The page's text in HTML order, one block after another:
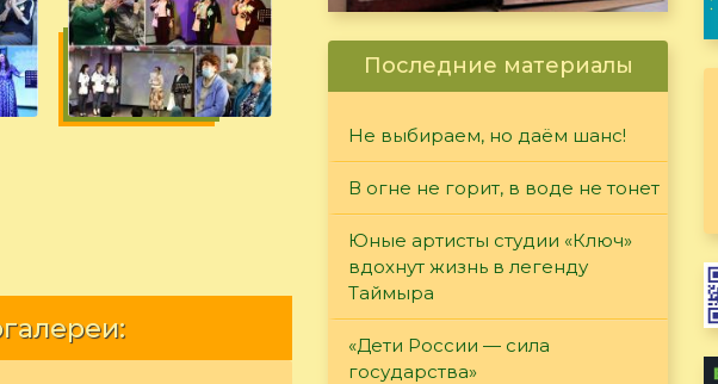
Последние материалы
Не выбираем, но даём шанс!
В огне не горит, в воде не тонет
Юные артисты студии «Ключ»
вдохнут жизнь в легенду
Таймыра
«Дети России — сила
государства»